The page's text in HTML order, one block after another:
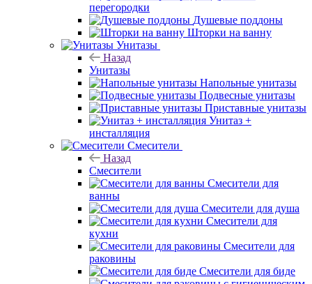
перегородки
Душевые поддоны
Шторки на ванну
Унитазы
Назад
Унитазы
Напольные унитазы
Подвесные унитазы
Приставные унитазы
Унитаз +
инсталляция
Смесители
Назад
Смесители
Смесители для
ванны
Смесители для душа
Смесители для
кухни
Смесители для
раковины
Смесители для биде